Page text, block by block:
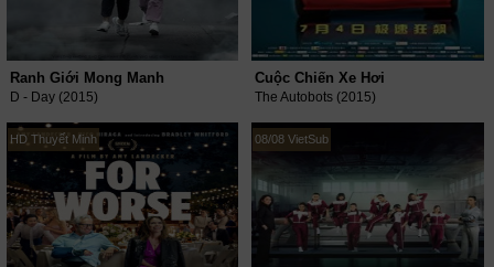
Ranh Giới Mong Manh
D - Day (2015)
Cuộc Chiến Xe Hơi
The Autobots (2015)
HD Thuyết Minh 08/08 VietSub